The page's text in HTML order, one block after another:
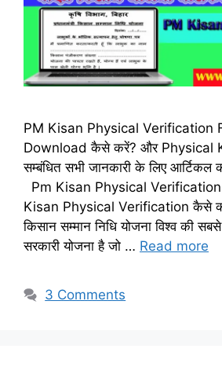
PM Kisan Physical Verification
Download कैसे करें? और Physical
सम्बंधित सभी जानकारी के लिए
Pm Kisan Physical
Kisan Physical Verification कैसे
किसान सम्मान निधि योजना विश्व की
सरकारी योजना है जो … Read more
3 Comments